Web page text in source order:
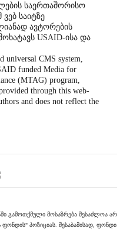
საერთაშორისო
საიტზე
ავტორების
USAID-ისა და
universal CMS system,
funded Media for
(MTAG) program,
through this web-
and does not reflect the
გამოთქმული მოსაზრება შესაძლოა არ
პოზიციას. შესაბამისად, ფონდი